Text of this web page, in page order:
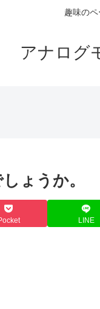
趣味のペ
アナログ
ょうか。
LINE